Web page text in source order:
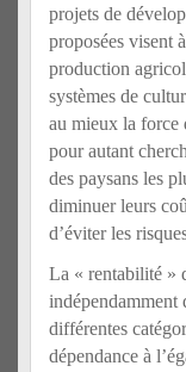
projets de
proposées visent
production
systèmes de
au mieux la force
pour autant
des paysans les
diminuer leurs
d’éviter les
La « rentabilité »
indépendamment
différentes
dépendance à